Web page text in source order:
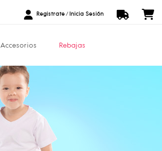
Registrate /Inicia Sesión
Accesorios Rebajas